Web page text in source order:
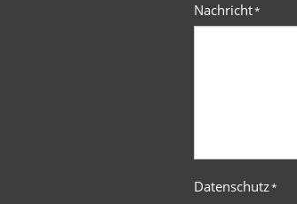
Nachricht*
Datenschutz*